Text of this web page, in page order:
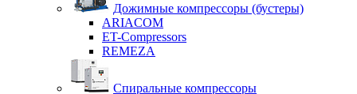
Дожимные компрессоры (бустеры)
ARIACOM
ET-Compressors
REMEZA
Спиральные компрессоры